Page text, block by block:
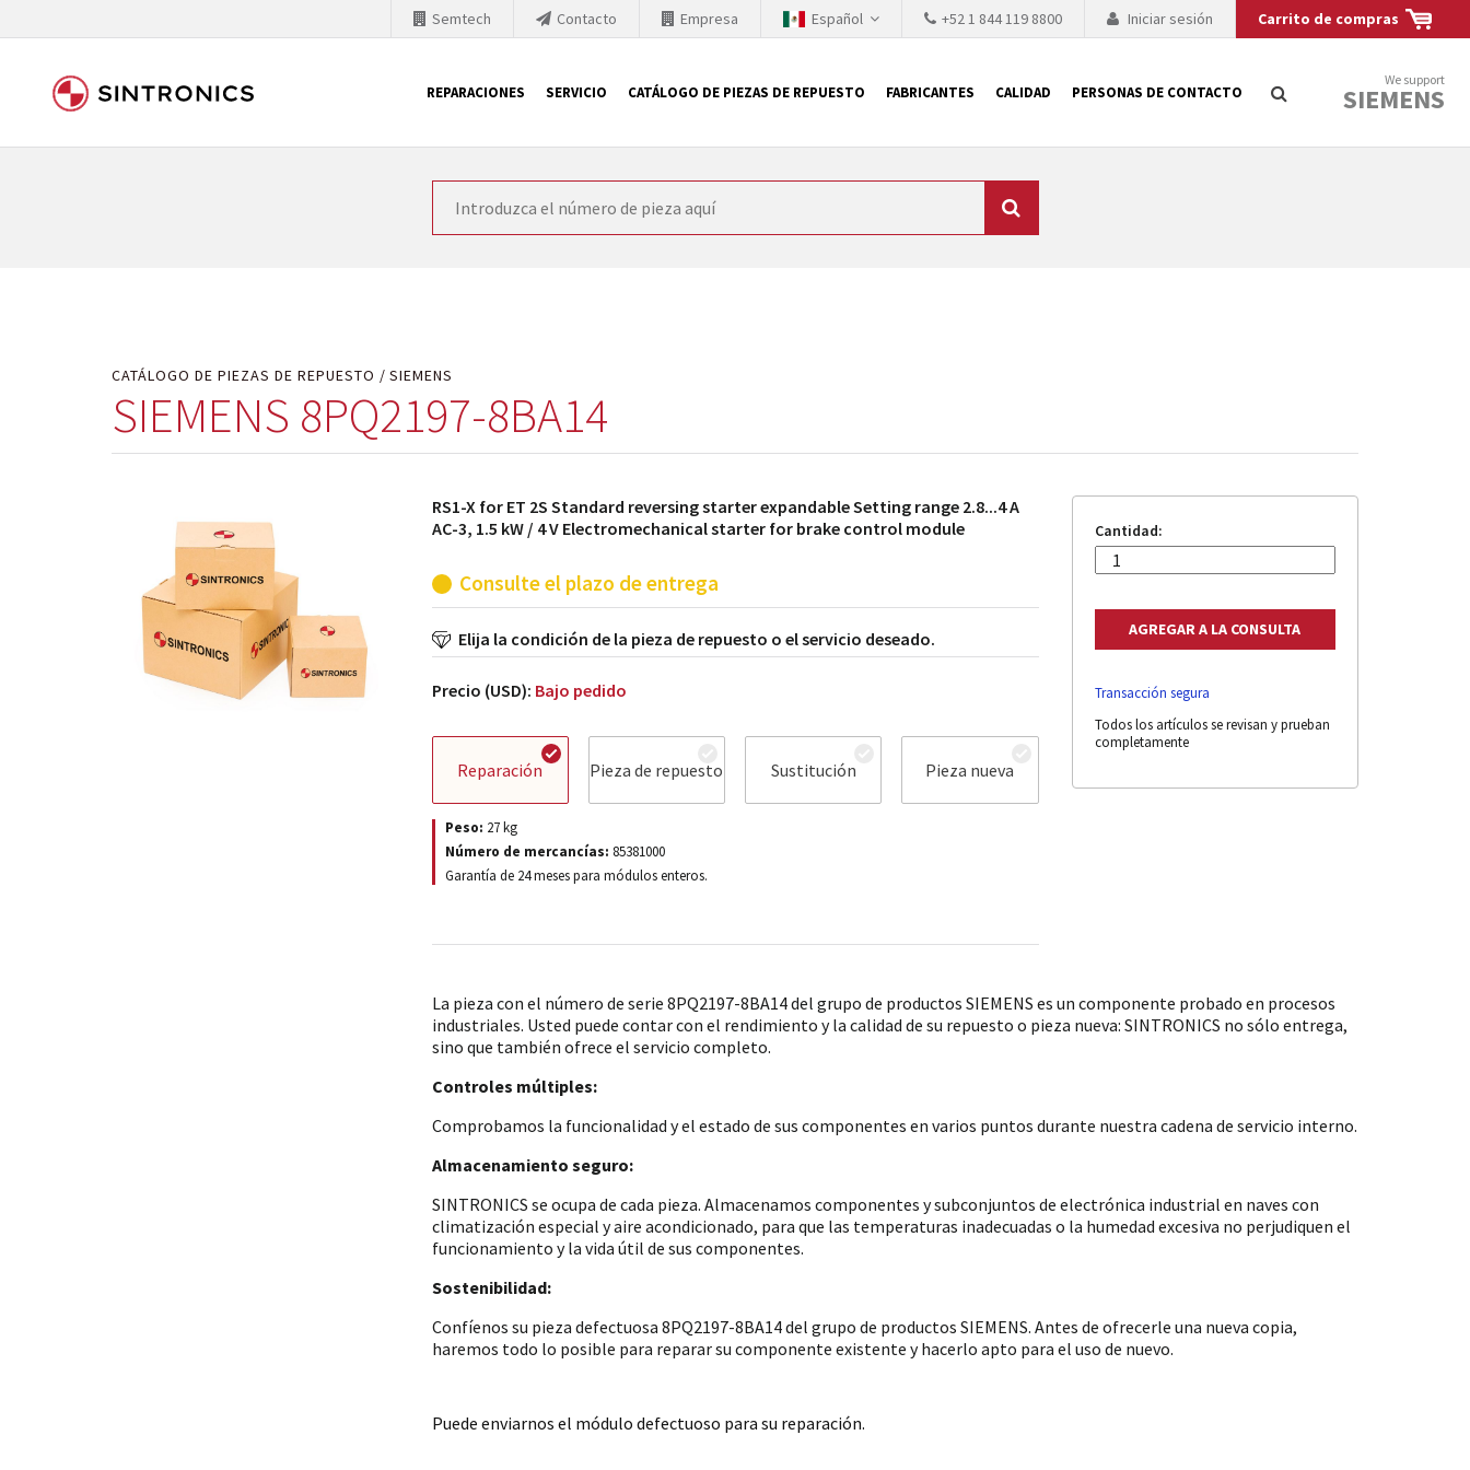
Carrito de compras
Iniciar sesión
+52 1 844 119 8800
Español
Empresa
Contacto
Semtech
REPARACIONES SERVICIO CATÁLOGO DE PIEZAS DE REPUESTO FABRICANTES CALIDAD PERSONAS DE CONTACTO
We support
SIEMENS
Nuestra colaboración con SIEMENS
de módulos descontinuados por módulos del propio almacén.
CATÁLOGO DE PIEZAS DE REPUESTO SIEMENS
SIEMENS 8PQ2197-8BA14
RS1-X for ET 2S Standard reversing starter expandable Setting range 2.8...4 A
AC-3, 1.5 kW / 4 V Electromechanical starter for brake control module
Consulte el plazo de entrega
Elija la condición de la pieza de repuesto o el servicio deseado.
Precio (USD): Bajo pedido
Reparación Pieza de repuesto Sustitución Pieza nueva
Peso: 27kg
Número de mercancías: 85381000
Garantía de 24 meses para módulos enteros.
Cantidad:
Transacción segura
Todos los artículos se revisan y prueban
completamente
La pieza con el número de serie 8PQ2197-8BA14 del grupo de productos SIEMENS es un componente probado en procesos
industriales. Usted puede contar con el rendimiento y la calidad de su repuesto o pieza nueva: SINTRONICS no sólo entrega,
sino que también ofrece el servicio completo.
Controles múltiples:
Comprobamos la funcionalidad y el estado de sus componentes en varios puntos durante nuestra cadena de servicio interno.
Almacenamiento seguro:
SINTRONICS se ocupa de cada pieza. Almacenamos componentes y subconjuntos de electrónica industrial en naves con
climatización especial y aire acondicionado, para que las temperaturas inadecuadas o la humedad excesiva no perjudiquen el
funcionamiento y la vida útil de sus componentes.
Sostenibilidad:
Confíenos su pieza defectuosa 8PQ2197-8BA14 del grupo de productos SIEMENS. Antes de ofrecerle una nueva copia,
haremos todo lo posible para reparar su componente existente y hacerlo apto para el uso de nuevo.
Puede enviarnos el módulo defectuoso para su reparación.